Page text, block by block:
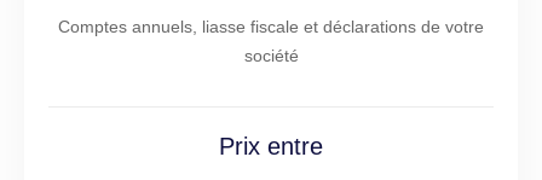
Comptes annuels, liasse fiscale et déclarations de votre
société
Prix entre